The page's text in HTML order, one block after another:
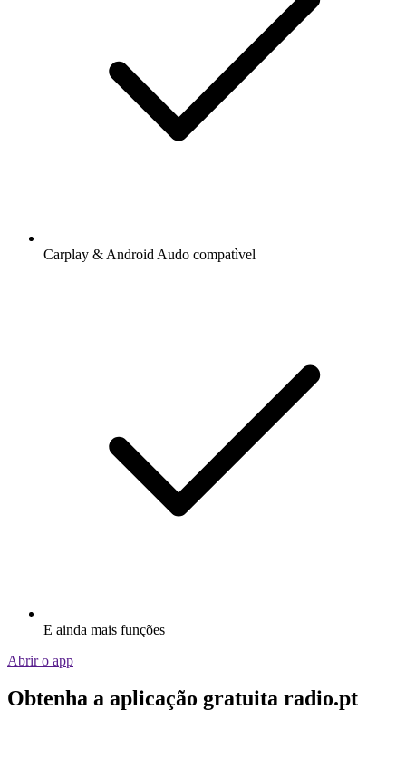
Carplay & Android Audo compatìvel
E ainda mais funções
Abrir o app
Obtenha a aplicação gratuita radio.pt